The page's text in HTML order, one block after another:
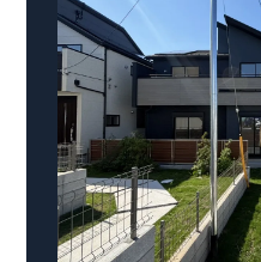
設計段階で、国が認めた第三
住宅性能評価：評価を受けた
設までに、計4回のチェックが
でなく、現場の施工状況を検
す。
【充実のアフターサポー